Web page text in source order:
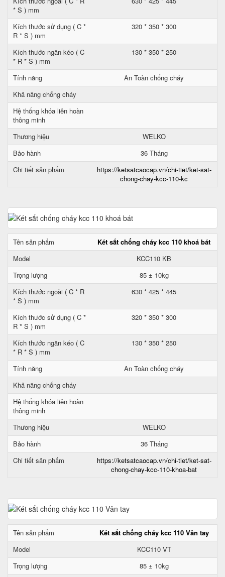
* S ) mm
Kích thước sử dụng ( C *
R * S ) mm
320 * 350 * 300
Kích thước ngăn kéo ( C
* R * S ) mm
130 * 350 * 250
Tính năng
An Toàn chống cháy
Khả năng chống cháy
Hệ thống khóa liên hoàn
thông minh
Thương hiệu
WELKO
Bảo hành
36 Tháng
Chi tiết sản phẩm
https://ketsatcaocap.vn/chi-tiet/ket-sat-
chong-chay-kcc-110-kc
Tên sản phẩm
Két sắt chống cháy kcc 110 khoá bát
Model
KCC110 KB
Trọng lượng
85 ± 10kg
Kích thước ngoài ( C * R
* S ) mm
630 * 425 * 445
Kích thước sử dụng ( C *
R * S ) mm
320 * 350 * 300
Kích thước ngăn kéo ( C
* R * S ) mm
130 * 350 * 250
Tính năng
An Toàn chống cháy
Khả năng chống cháy
Hệ thống khóa liên hoàn
thông minh
Thương hiệu
WELKO
Bảo hành
36 Tháng
Chi tiết sản phẩm
https://ketsatcaocap.vn/chi-tiet/ket-sat-
chong-chay-kcc-110-khoa-bat
Tên sản phẩm
Két sắt chống cháy kcc 110 Vân tay
Model
KCC110 VT
Trọng lượng
85 ± 10kg